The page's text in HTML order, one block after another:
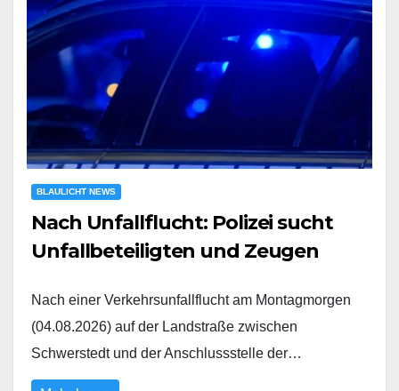
BLAULICHT NEWS
Nach Unfallflucht: Polizei sucht
Unfallbeteiligten und Zeugen
Nach einer Verkehrsunfallflucht am Montagmorgen
(04.08.2026) auf der Landstraße zwischen
Schwerstedt und der Anschlussstelle der…